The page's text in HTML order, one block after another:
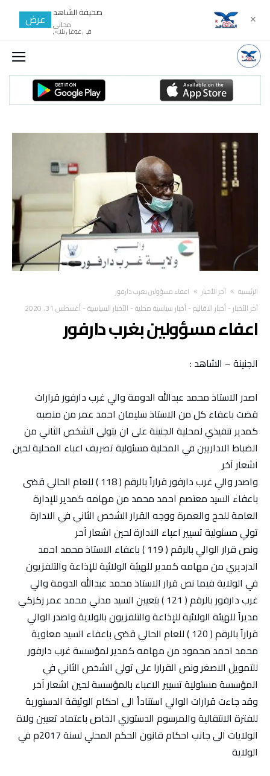
‫الرئيسية‬ آخر الأخبار اعفاء مسؤولين بغرب دارفور
آخر الأخبار-أخبار الاقاليم-أخبار سياسية محلية- الأخبار السياسية-أغسطس 31, 2020
اعفاء مسؤولين بغرب دارفور
الجنينة – الشاهد :
اصدر الاستاذ محمد عبدالله الدومة والي غرب دارفور قرارات
قضت باعفاء كل من الاستاذ سليمان احمد عمر من منصبه
كمدير تنفيذي لمحلية الجنينة على ان يتولى الشخص الثاني من
الضباط الاداريين في المحلية مسئولية تصريف اعباء المحلية لحين
اشعار آخر
واصدر والي غرب دارفور قراراً بالرقم ( 118 ) للعام الحالي قضى
باعفاء السيد معتصم احمد محمد من مهامه كمدير للإدارة
العامة للحج والعمرة ووجه القرار الشخص الثاني في الادارة
تولي مسئولية تسيير اعباء الادارة لحين اشعار آخر
ونص قرار الوالي بالرقم ( 119 ) باعفاء الاستاذ محمد احمد
الدرديري من مهامه كمدير للهيئة الولائية للإذاعة والتلفزيون
في الولاية فيما نص قرار الاستاذ محمد عبدالله الدومة والي
غرب دارفور بالرقم ( 121 ) بتعيين السيد مدني محمد عمر زكزكي
مديراً للهيئة الولائية للإذاعة والتلفزيون بالولاية واصدر الوالي
قراراً بالرقم ( 120 ) للعام الحالي قضى باعفاء السيد معاوية
محمد احمد محمود من مهامه كمدير لمؤسسة غرب دارفور
للتمويل الاصغر ونص القرارا على تولي الشخص الثاني في
المؤسسة مسئولية تسيير الاعباء بالمؤسسة لحين اشعار آخر
وقد جاءت قرارات الوالي استناداً الى احكام الوثيقة الدستورية
للفترة الانتقالية والمرسوم الدستوري الخاص باعتماد تعيين ولاة
الولايات الى جانب احكام قانون الحكم المحلي لسنة 2017م في
الولاية
✕ صحيفة الشاهد
مجانى
في غوغل بلاي
عرض